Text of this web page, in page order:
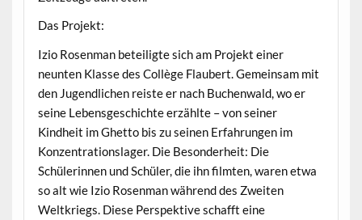
Das Projekt:
Izio Rosenman beteiligte sich am Projekt einer
neunten Klasse des Collège Flaubert. Gemeinsam mit
den Jugendlichen reiste er nach Buchenwald, wo er
seine Lebensgeschichte erzählte – von seiner
Kindheit im Ghetto bis zu seinen Erfahrungen im
Konzentrationslager. Die Besonderheit: Die
Schülerinnen und Schüler, die ihn filmten, waren etwa
so alt wie Izio Rosenman während des Zweiten
Weltkriegs. Diese Perspektive schafft eine